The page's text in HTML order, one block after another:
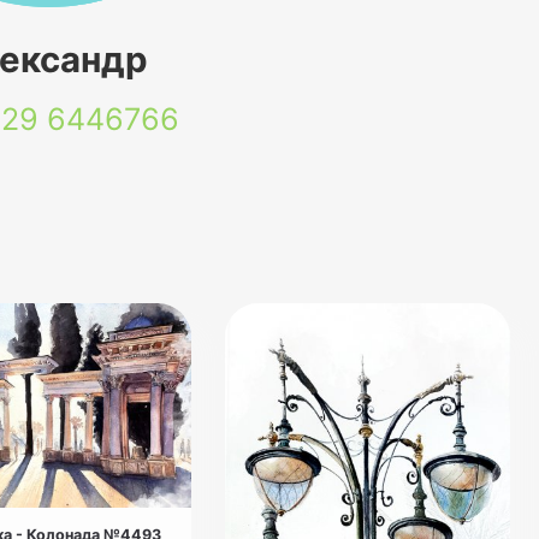
6446766
- Колонада №4493